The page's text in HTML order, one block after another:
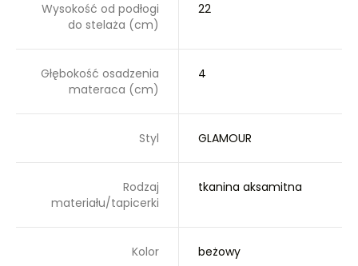
Wysokość od podłogi
do stelaża (cm)
22
Głębokość osadzenia
materaca (cm)
4
Styl GLAMOUR
Rodzaj
materiału/tapicerki
tkanina aksamitna
Kolor beżowy